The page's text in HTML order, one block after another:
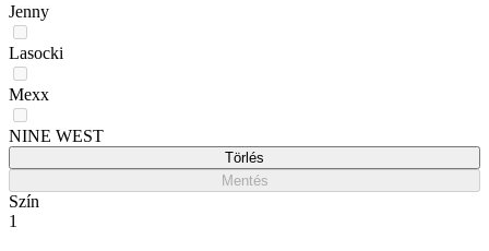
Jenny
Lasocki
Mexx
NINE WEST
Törlés
Mentés
Szín
1